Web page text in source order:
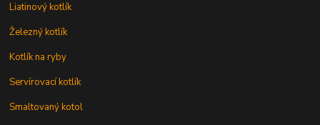
Liatinový kotlík
Železný kotlík
Kotlík na ryby
Servírovací kotlík
Smaltovaný kotol